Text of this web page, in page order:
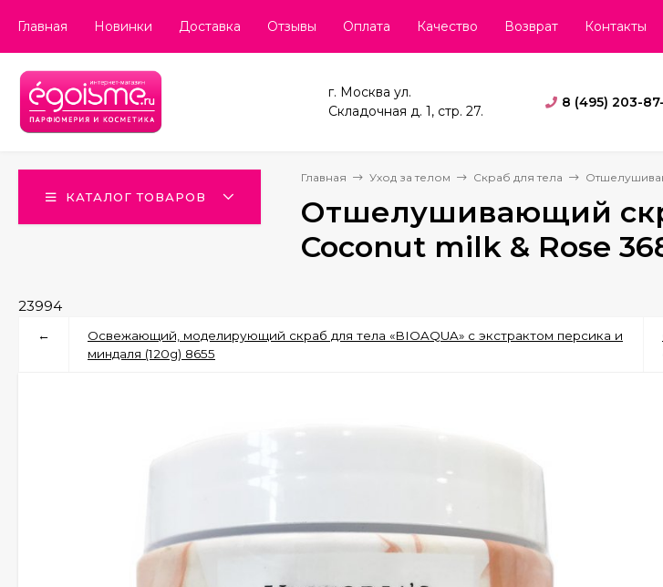
Главная Новинки Доставка Отзывы Оплата Качество Возврат Контакты
г. Москва ул.
Складочная д. 1, стр. 27.
8 (495) 203-
КАТАЛОГ ТОВАРОВ
Главная Уход за телом Скраб для тела
Отшелушивающий
Coconut milk & Rose
23994
←
Освежающий, моделирующий скраб для тела «BIOAQUA» с экстрактом персика и
миндаля (120g) 8655